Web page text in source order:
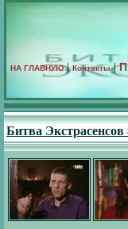
НА ГЛАВНУЮ|Контакты|
Битва